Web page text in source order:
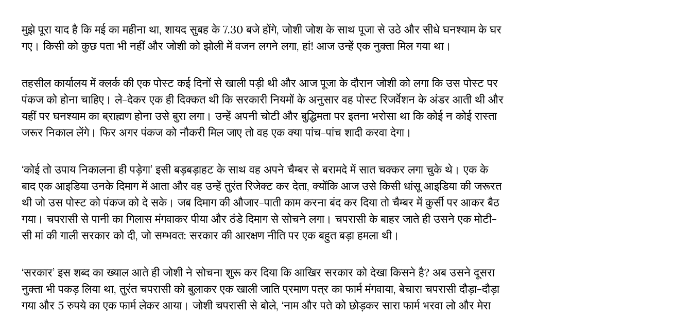
मुझे पूरा याद है कि मई का महीना था, शायद सुबह के 7.30 बजे होंगे, जोशी जोश के साथ पूजा से उठे और सीधे घनश्याम के घर
गए। किसी को कुछ पता भी नहीं और जोशी को झोली में वजन लगने लगा, हां! आज उन्हें एक नुक्ता मिल गया था।
तहसील कार्यालय में क्लर्क की एक पोस्ट कई दिनों से खाली पड़ी थी और आज पूजा के दौरान जोशी को लगा कि उस पोस्ट पर
पंकज को होना चाहिए। ले-देकर एक ही दिक्कत थी कि सरकारी नियमों के अनुसार वह पोस्ट रिजर्वेशन के अंडर आती थी और
यहीं पर घनश्याम का ब्राह्मण होना उसे बुरा लगा। उन्हें अपनी चोटी और बुद्धिमता पर इतना भरोसा था कि कोई न कोई रास्ता
जरूर निकाल लेंगे। फिर अगर पंकज को नौकरी मिल जाए तो वह एक क्या पांच-पांच शादी करवा देगा।
‘कोई तो उपाय निकालना ही पड़ेगा’ इसी बड़बड़ाहट के साथ वह अपने चैम्बर से बरामदे में सात चक्कर लगा चुके थे। एक के
बाद एक आइडिया उनके दिमाग में आता और वह उन्हें तुरंत रिजेक्ट कर देता, क्योंकि आज उसे किसी धांसू आइडिया की जरूरत
थी जो उस पोस्ट को पंकज को दे सके। जब दिमाग की औजार-पाती काम करना बंद कर दिया तो चैम्बर में कुर्सी पर आकर बैठ
गया। चपरासी से पानी का गिलास मंगवाकर पीया और ठंडे दिमाग से सोचने लगा। चपरासी के बाहर जाते ही उसने एक मोटी-
सी मां की गाली सरकार को दी, जो सम्भवत: सरकार की आरक्षण नीति पर एक बहुत बड़ा हमला थी।
‘सरकार’ इस शब्द का ख्याल आते ही जोशी ने सोचना शुरू कर दिया कि आखिर सरकार को देखा किसने है? अब उसने दूसरा
नुक्ता भी पकड़ लिया था, तुरंत चपरासी को बुलाकर एक खाली जाति प्रमाण पत्र का फार्म मंगवाया, बेचारा चपरासी दौड़ा-दौड़ा
गया और 5 रुपये का एक फार्म लेकर आया। जोशी चपरासी से बोले, ‘नाम और पते को छोड़कर सारा फार्म भरवा लो और मेरा